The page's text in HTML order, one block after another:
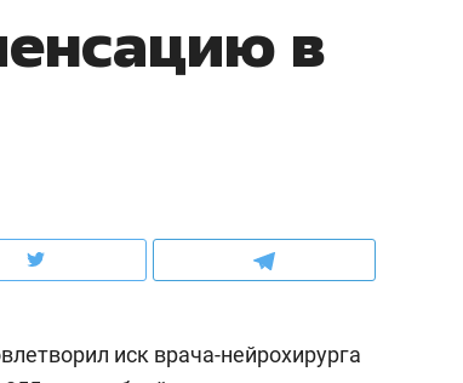
в
иск врача-нейрохирурга
и чудных запросах мастеров налогах и развитии без